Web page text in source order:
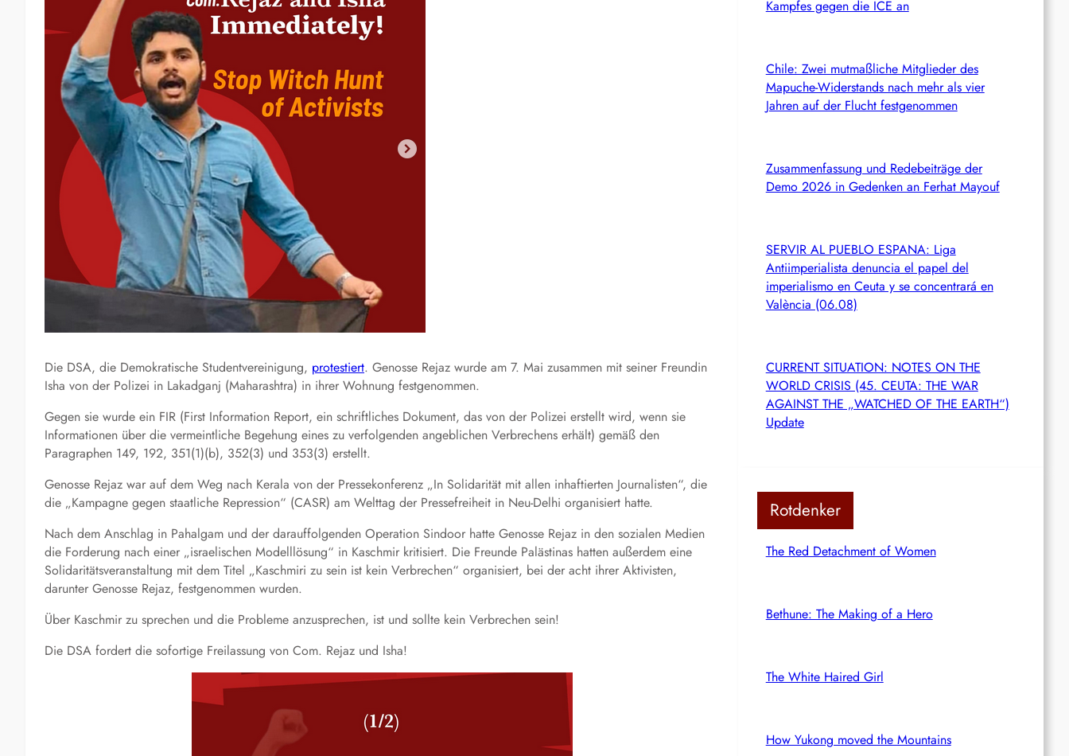
Die DSA, die Demokratische Studentvereinigung, protestiert. Genosse Rejaz wurde am 7. Mai zusammen mit seiner Freundin
Isha von der Polizei in Lakadganj (Maharashtra) in ihrer Wohnung festgenommen.
Gegen sie wurde ein FIR (First Information Report, ein schriftliches Dokument, das von der Polizei erstellt wird, wenn sie
Informationen über die vermeintliche Begehung eines zu verfolgenden angeblichen Verbrechens erhält) gemäß den
Paragraphen 149, 192, 351(1)(b), 352(3) und 353(3) erstellt.
Genosse Rejaz war auf dem Weg nach Kerala von der Pressekonferenz „In Solidarität mit allen inhaftierten Journalisten“, die
die „Kampagne gegen staatliche Repression“ (CASR) am Welttag der Pressefreiheit in Neu-Delhi organisiert hatte.
Nach dem Anschlag in Pahalgam und der darauffolgenden Operation Sindoor hatte Genosse Rejaz in den sozialen Medien
die Forderung nach einer „israelischen Modelllösung“ in Kaschmir kritisiert. Die Freunde Palästinas hatten außerdem eine
Solidaritätsveranstaltung mit dem Titel „Kaschmiri zu sein ist kein Verbrechen“ organisiert, bei der acht ihrer Aktivisten,
darunter Genosse Rejaz, festgenommen wurden.
Über Kaschmir zu sprechen und die Probleme anzusprechen, ist und sollte kein Verbrechen sein!
Die DSA fordert die sofortige Freilassung von Com. Rejaz und Isha!
Kampfes gegen die ICE an
Chile: Zwei mutmaßliche Mitglieder des
Mapuche-Widerstands nach mehr als vier
Jahren auf der Flucht festgenommen
Zusammenfassung und Redebeiträge der
Demo 2026 in Gedenken an Ferhat Mayouf
SERVIR AL PUEBLO ESPANA: Liga
Antiimperialista denuncia el papel del
imperialismo en Ceuta y se concentrará en
València (06.08)
CURRENT SITUATION: NOTES ON THE
WORLD CRISIS (45. CEUTA: THE WAR
AGAINST THE „WATCHED OF THE EARTH“)
Update
Rotdenker
The Red Detachment of Women
Bethune: The Making of a Hero
The White Haired Girl
How Yukong moved the Mountains